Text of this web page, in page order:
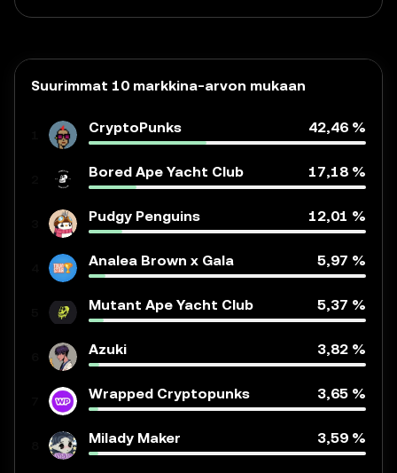
Suurimmat 10 markkina-arvon mukaan
CryptoPunks 42,46 %
Bored Ape Yacht Club 17,18 %
Pudgy Penguins 12,01 %
Analea Brown x Gala 5,97 %
Mutant Ape Yacht Club 5,37 %
Azuki 3,82 %
Wrapped Cryptopunks 3,65 %
Milady Maker 3,59 %